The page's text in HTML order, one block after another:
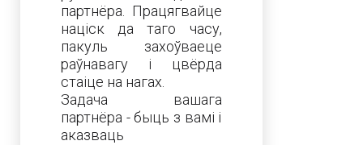
партнёра. Працягвайце
націск да таго часу,
пакуль захоўваеце
раўнавагу і цвёрда
стаіце на нагах.
Задача вашага
партнёра - быць з вамі і
аказваць